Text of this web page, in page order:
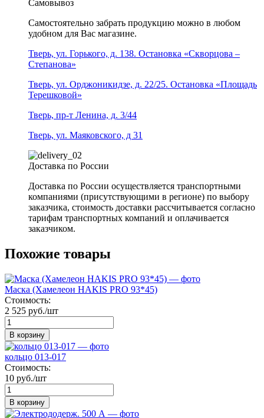
Самовывоз
Самостоятельно забрать продукцию можно в любом
удобном для Вас магазине.
Тверь, ул. Горького, д. 138. Остановка «Скворцова –
Степанова»
Тверь, ул. Орджоникидзе, д. 22/25. Остановка «Площадь
Терешковой»
Тверь, пр-т Ленина, д. 3/44
Тверь, ул. Маяковского, д 31
Доставка по России
Доставка по России осуществляется транспортными
компаниями (присутствующими в регионе) по выбору
заказчика, стоимость доставки рассчитывается согласно
тарифам транспортных компаний и оплачивается
заказчиком.
Похожие товары
Маска (Хамелеон HAKIS PRO 93*45)
Стоимость:
2 525 руб./шт
В корзину
кольцо 013-017
Стоимость:
10 руб./шт
В корзину